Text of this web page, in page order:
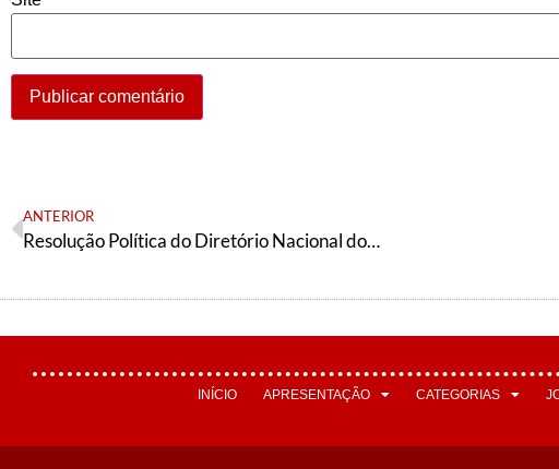
ANTERIOR
Resolução Política do Diretório Nacional do Partido dos Trabalhadores
INÍCIO APRESENTAÇÃO CATEGORIAS